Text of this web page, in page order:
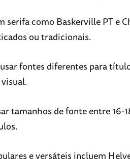
serifa como Baskerville PT e
ou tradicionais.
fontes diferentes para
tamanhos de fonte entre 16-
e versáteis incluem